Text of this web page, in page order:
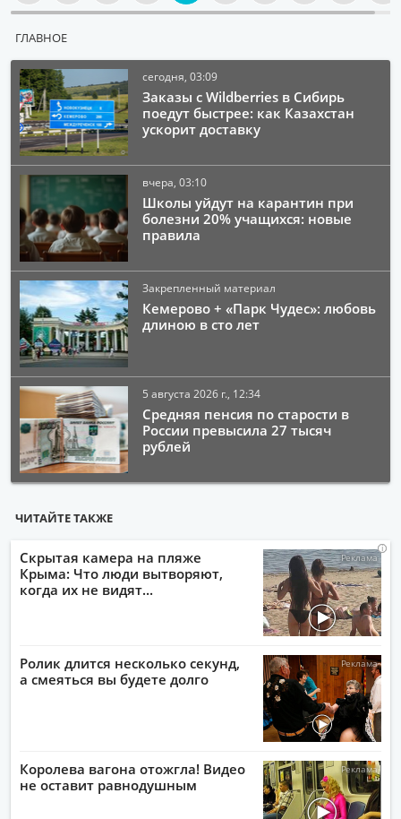
ГЛАВНОЕ
сегодня, 03:09
Заказы с Wildberries в Сибирь
поедут быстрее: как Казахстан
ускорит доставку
вчера, 03:10
Школы уйдут на карантин при
болезни 20% учащихся: новые
правила
Закрепленный материал
Кемерово + «Парк Чудес»: любовь
длиною в сто лет
5 августа 2026 г., 12:34
Средняя пенсия по старости в
России превысила 27 тысяч
рублей
ЧИТАЙТЕ ТАКЖЕ
i
Скрытая камера на пляже
Крыма: Что люди вытворяют,
когда их не видят...
i
Ролик длится несколько секунд,
а смеяться вы будете долго
i
Королева вагона отожгла! Видео
не оставит равнодушным
i